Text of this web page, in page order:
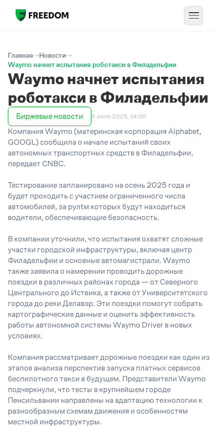
Главная
Новости
Waymo начнет испытания роботакси в Филадельфии
Waymo начнет испытания
роботакси в Филадельфии
Биржевые новости 8 июля 2025, 14:00
Компания Waymo (материнская корпорация Alphabet,
GOOGL) сообщила о начале испытаний своих
автономных транспортных средств в Филадельфии,
передает CNBC.
Тестирование запланировано на осень 2025 года и
будет проходить с участием ограниченного числа
автомобилей, за рулtм которых будут находиться
водители, обеспечивающие безопасность.
В компании уточнили, что испытания охватят сложные
участки городской инфраструктуры, включая центр
Филадельфии и основные автомагистрали. Waymo
также заявила о намерении проводить дорожные
поездки в различных районах города — от Северного
Центрального до Иствика, а также от Университетского
города до реки Делавэр. Эти поездки помогут собрать
картографические данные и оценить эффективность
работы автономной системы Waymo Driver в новых
условиях.
Компания рассматривает дорожные поездки как один из
этапов анализа перспектив запуска платных сервисов
беспилотного такси в будущем. Представители Waymo
подчеркнули, что тесты в крупнейшем городе
Пенсильвании направлены на адаптацию технологии к
разнообразным схемам движения и особенностям
местной инфраструктуры.